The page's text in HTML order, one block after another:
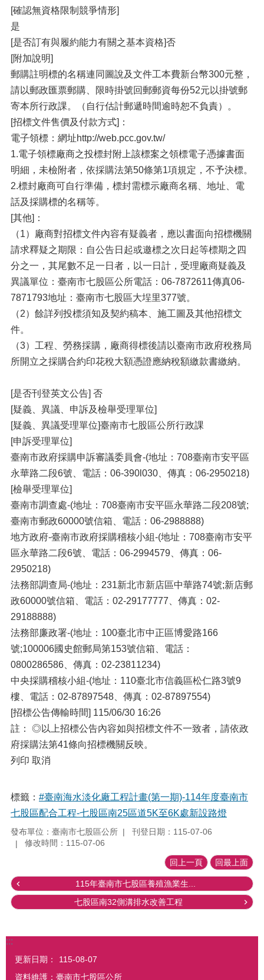
[確認無資格限制競爭情形]
是
[是否訂有與履約能力有關之基本資格]否
[附加說明]
郵購註明標的名稱連同圖說及文件工本費新台幣300元整，
請以郵政匯票郵購、限時掛號回郵郵資每份52元以掛號郵
寄本所行政課。（自行估計郵遞時間逾時恕不負責）。
[招標文件售價及付款方式]：
電子領標：網址http://web.pcc.gov.tw/
1.電子領標廠商之投標封附上該標案之領標電子憑據書面
明細，未檢附者，依採購法第50條第1項規定，不予決標。
2.標封廠商可自行準備，標封需標示廠商名稱、地址、電
話及採購標的名稱等。
[其他]：
（1）廠商對招標文件內容有疑義者，應以書面向招標機關
請求釋疑之期限：自公告日起或邀標之次日起等標期之四
分之一，其尾數不足一日者，以一日計，受理廠商疑義及
異議單位：臺南市七股區公所電話：06-7872611傳真06-
7871793地址：臺南市七股區大埕里377號。
（2）餘詳列投標須知及契約稿本、施工圖及其他招標文
件。
（3）工程、勞務採購，廠商得標後請以臺南市政府稅務局
所開立之採購合約印花稅大額憑證應納稅額繳款書繳納。
[是否刊登英文公告] 否
[疑義、異議、申訴及檢舉受理單位]
[疑義、異議受理單位]臺南市七股區公所行政課
[申訴受理單位]
臺南市政府採購申訴審議委員會-(地址：708臺南市安平區
永華路二段6號、電話：06-390l030、傳真：06-2950218)
[檢舉受理單位]
臺南市調查處-(地址：708臺南市安平區永華路二段208號;
臺南市郵政60000號信箱、電話：06-2988888)
地方政府-臺南市政府採購稽核小組-(地址：708臺南市安平
區永華路二段6號、電話：06-2994579、傳真：06-
2950218)
法務部調查局-(地址：231新北市新店區中華路74號;新店郵
政60000號信箱、電話：02-29177777、傳真：02-
29188888)
法務部廉政署-(地址：100臺北市中正區博愛路166
號;100006國史館郵局第153號信箱、電話：
0800286586、傳真：02-23811234)
中央採購稽核小組-(地址：110臺北市信義區松仁路3號9
樓、電話：02-87897548、傳真：02-87897554)
[招標公告傳輸時間] 115/06/30 16:26
註： ◎以上招標公告內容如與招標文件不一致者，請依政
府採購法第41條向招標機關反映。
列印 取消
標籤： #臺南海水淡化廠工程計畫(第一期)-114年度臺南市
七股區配合工程-七股區南25區道5K至6K處新設路燈
發布單位：臺南市七股區公所
刊登日期：115-07-06
修改時間：115-07-06
回上一頁 回最上面
115年臺南市七股區養殖漁業生...
七股區南32側溝排水改善工程
:::
更新日期：
115-08-07
資料維護：臺南市七股區公所